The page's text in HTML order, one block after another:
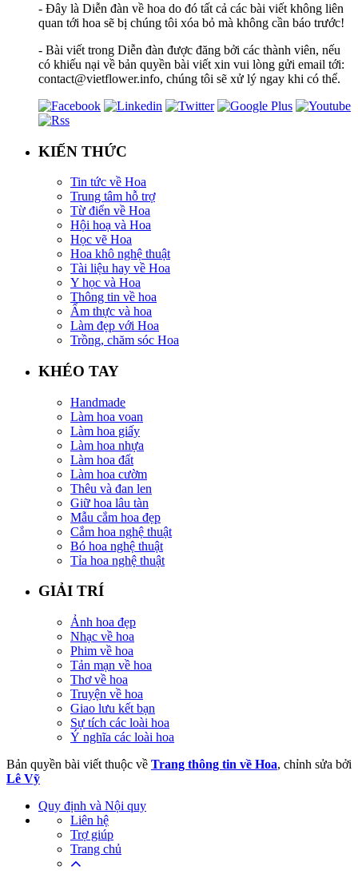
- Đây là Diễn đàn về hoa do đó tất cả các bài viết không liên
quan tới hoa sẽ bị chúng tôi xóa bỏ mà không cần báo trước!
- Bài viết trong Diễn đàn được đăng bởi các thành viên, nếu
có khiếu nại về bản quyền bài viết xin vui lòng gửi email tới:
contact@vietflower.info, chúng tôi sẽ xử lý ngay khi có thể.
KIẾN THỨC
Tin tức về Hoa
Trung tâm hỗ trợ
Từ điển về Hoa
Hội hoạ và Hoa
Học vẽ Hoa
Hoa khô nghệ thuật
Tài liệu hay về Hoa
Y học và Hoa
Thông tin về hoa
Ẩm thực và hoa
Làm đẹp với Hoa
Trồng, chăm sóc Hoa
KHÉO TAY
Handmade
Làm hoa voan
Làm hoa giấy
Làm hoa nhựa
Làm hoa đất
Làm hoa cườm
Thêu và đan len
Giữ hoa lâu tàn
Mẫu cắm hoa đẹp
Cắm hoa nghệ thuật
Bó hoa nghệ thuật
Tỉa hoa nghệ thuật
GIẢI TRÍ
Ảnh hoa đẹp
Nhạc về hoa
Phim về hoa
Tản mạn về hoa
Thơ về hoa
Truyện về hoa
Giao lưu kết bạn
Sự tích các loài hoa
Ý nghĩa các loài hoa
Bản quyền bài viết thuộc về Trang thông tin về Hoa, chỉnh sửa bởi
Lê Vỹ
Quy định và Nội quy
Liên hệ
Trợ giúp
Trang chủ